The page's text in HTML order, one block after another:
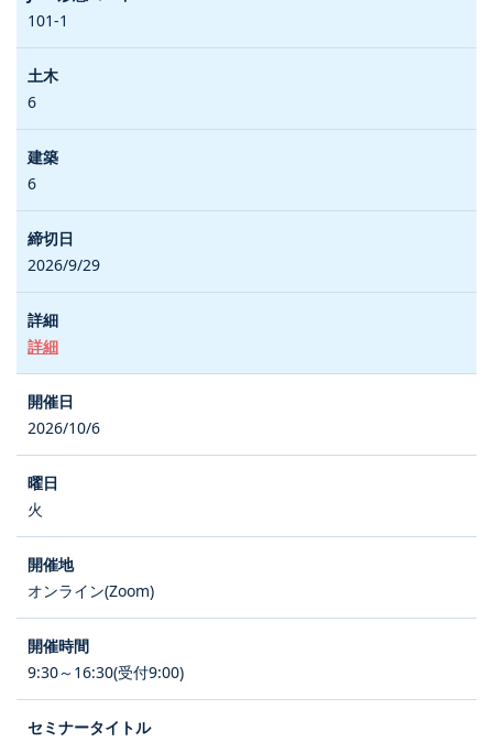
101-1
6
6
2026/9/29
詳細
2026/10/6
火
オンライン(Zoom)
9:30～16:30(受付9:00)